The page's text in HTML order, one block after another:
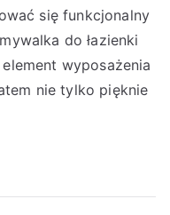
się funkcjonalny
do łazienki
wyposażenia
nie tylko pięknie